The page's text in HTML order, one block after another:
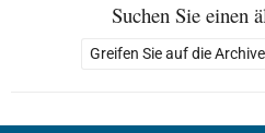
Suchen Sie einen
Greifen Sie auf die